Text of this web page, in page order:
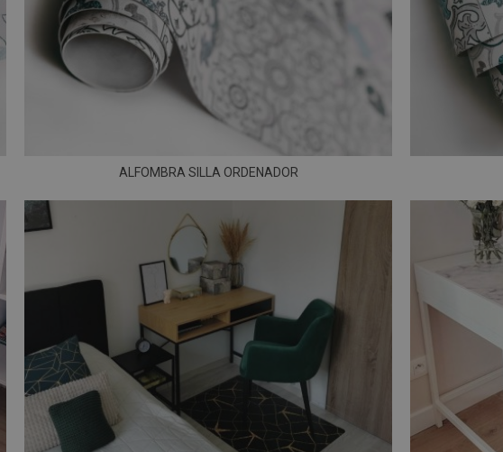
ALFOMBRA SILLA ORDENADOR